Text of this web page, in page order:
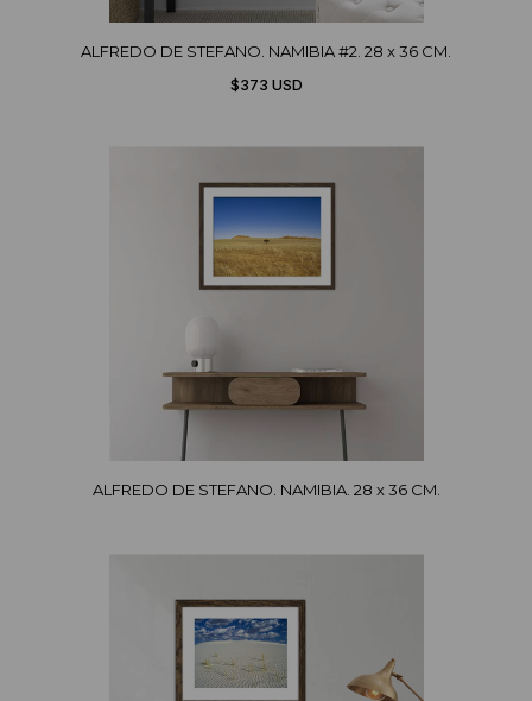
ALFREDO DE STEFANO. NAMIBIA #2. 28 x 36 CM.
$373 USD
ALFREDO DE STEFANO. NAMIBIA. 28 x 36 CM.